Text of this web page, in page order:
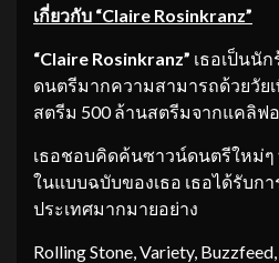
เกี่ยวกับ “Claire Rosinkranz”
“Claire Rosinkranz” เธอเป็นนั
ดนตรีมากความสามารถด้วยวัยเ
สตรีม 500 ล้านสตรีมจากแคลิฟ
เธอชอบคิดค้นซาวน์ดนตรีใหม่
ในแบบฉบับของเธอ เธอได้รับก
ประเทศมากมายอย่าง
Rolling Stone, Variety,